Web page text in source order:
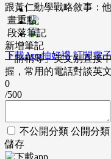
下載App抽好禮 訂閱電
跟黃仁勳學戰略敘事：
畫重點
段落筆記
新增筆記
「請稍等」英文別直接
握，常用的電話對談英文
0
/500
不公開分類 公開分類
儲存